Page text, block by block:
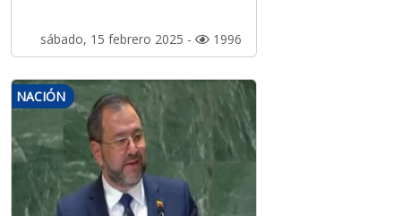
sábado, 15 febrero 2025 - 1996
NACIÓN